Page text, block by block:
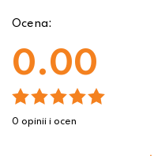
Ocena:
0.00
0 opinii i ocen